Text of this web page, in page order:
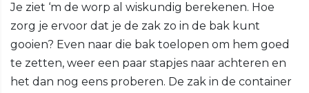
Je ziet ‘m de worp al wiskundig berekenen. Hoe
zorg je ervoor dat je de zak zo in de bak kunt
gooien? Even naar die bak toelopen om hem goed
te zetten, weer een paar stapjes naar achteren en
het dan nog eens proberen. De zak in de container